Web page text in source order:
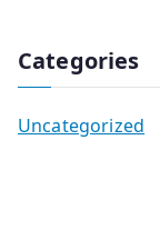
Categories
Uncategorized